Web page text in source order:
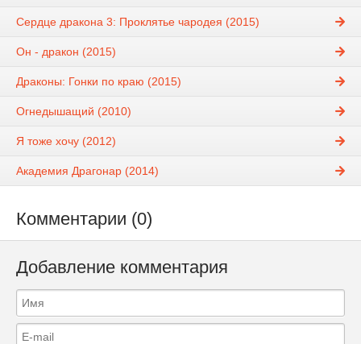
Сердце дракона 3: Проклятье чародея (2015)
Он - дракон (2015)
Драконы: Гонки по краю (2015)
Огнедышащий (2010)
Я тоже хочу (2012)
Академия Драгонар (2014)
Комментарии (0)
Добавление комментария